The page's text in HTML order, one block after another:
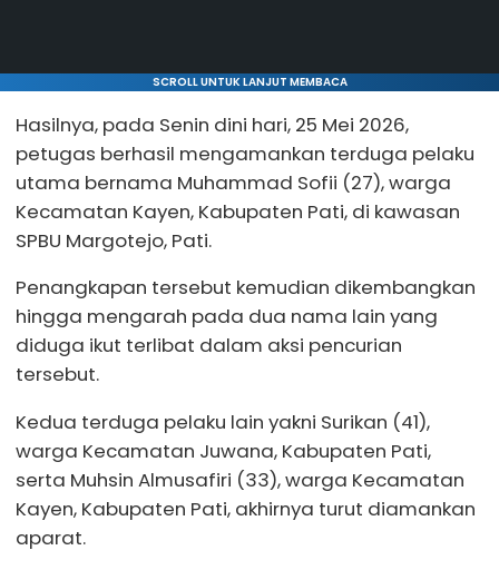
SCROLL UNTUK LANJUT MEMBACA
Hasilnya, pada Senin dini hari, 25 Mei 2026,
petugas berhasil mengamankan terduga pelaku
utama bernama Muhammad Sofii (27), warga
Kecamatan Kayen, Kabupaten Pati, di kawasan
SPBU Margotejo, Pati.
Penangkapan tersebut kemudian dikembangkan
hingga mengarah pada dua nama lain yang
diduga ikut terlibat dalam aksi pencurian
tersebut.
Kedua terduga pelaku lain yakni Surikan (41),
warga Kecamatan Juwana, Kabupaten Pati,
serta Muhsin Almusafiri (33), warga Kecamatan
Kayen, Kabupaten Pati, akhirnya turut diamankan
aparat.